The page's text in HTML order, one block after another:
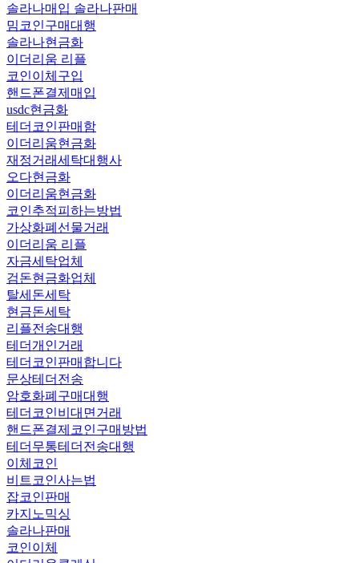
솔라나매입 솔라나판매
밈코인구매대행
솔라나현금화
이더리움 리플
코인이체구입
핸드폰결제매입
usdc현금화
테더코인판매함
이더리움현금화
재정거래세탁대행사
오다현금화
이더리움현금화
코인추적피하는방법
가상화폐선물거래
이더리움 리플
자금세탁업체
검돈현금화업체
탈세돈세탁
현금돈세탁
리플전송대행
테더개인거래
테더코인판매합니다
문상테더전송
암호화폐구매대행
테더코인비대면거래
핸드폰결제코인구매방법
테더무통테더전송대행
이체코인
비트코인사는법
잡코인판매
카지노믹싱
솔라나판매
코인이체